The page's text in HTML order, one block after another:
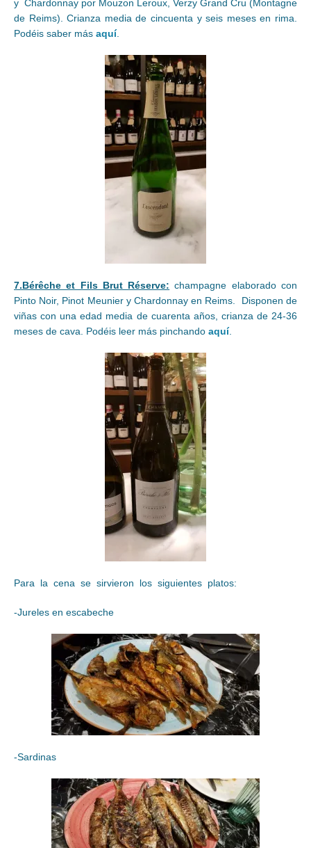
y Chardonnay por Mouzon Leroux, Verzy Grand Cru (Montagne
de Reims). Crianza media de cincuenta y seis meses en rima.
Podéis saber más aquí.
7.Bérêche et Fils Brut Réserve: champagne elaborado con
Pinto Noir, Pinot Meunier y Chardonnay en Reims. Disponen de
viñas con una edad media de cuarenta años, crianza de 24-36
meses de cava. Podéis leer más pinchando aquí.
Para la cena se sirvieron los siguientes platos:
-Jureles en escabeche
-Sardinas